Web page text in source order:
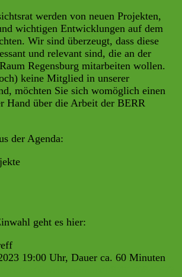
werden von neuen Projekten,
wichtigen Entwicklungen auf dem
Wir sind überzeugt, dass diese
und relevant sind, die an der
Regensburg mitarbeiten wollen.
keine Mitglied in unserer
möchten Sie sich womöglich einen
Hand über die Arbeit der BERR
der Agenda:
geht es hier:
19:00 Uhr, Dauer ca. 60 Minuten